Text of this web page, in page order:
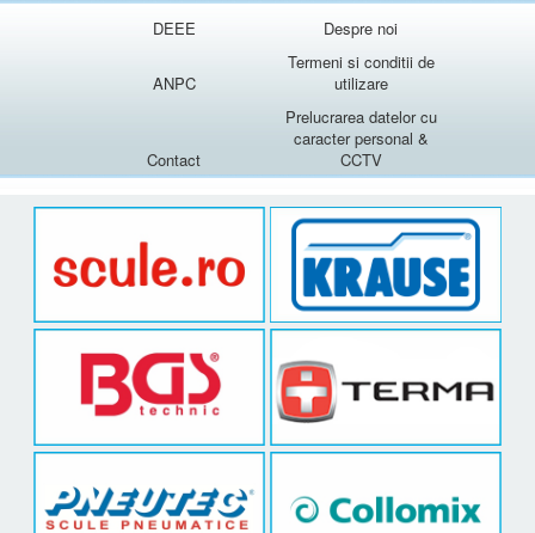
DEEE Despre noi
ANPC
Termeni si conditii de
utilizare
Contact
Prelucrarea datelor cu
caracter personal &
CCTV